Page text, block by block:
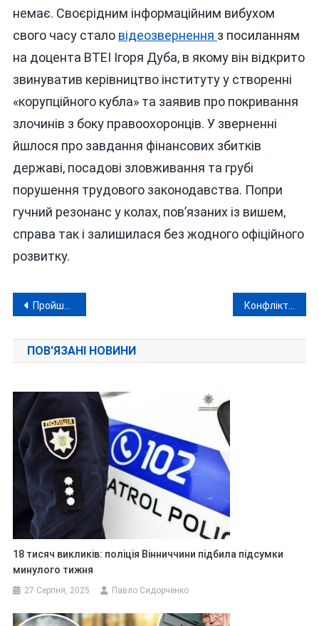
немає. Своєрідним інформаційним вибухом
свого часу стало відеозвернення з посиланням
на доцента ВТЕІ Ігоря Дуба, в якому він відкрито
звинуватив керівництво інституту у створенні
«корупційного кубла» та заявив про покривання
злочинів з боку правоохоронців. У зверненні
йшлося про завдання фінансових збитків
державі, посадові зловживання та грубі
порушення трудового законодавства. Попри
гучний резонанс у колах, пов’язаних із вишем,
справа так і залишилася без жодного офіційного
розвитку.
Навігація
записів
Пройшов війну — і отримав кулю вдома. Колишній коп стріляв у ветерана, а родичі пропонували “відкуп”
ПОВ'ЯЗАНІ НОВИНИ
18 тисяч викликів: поліція Вінниччини підбила підсумки
минулого тижня
27 Серпня, 2025 Павло Сидорченко